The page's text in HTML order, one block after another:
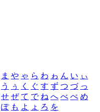
ま や ゃ ら わ ゎ ん い ぃ
う ぅ く ぐ す ず つ づ っ
せ ぜ て で ね へ べ ぺ め
ぽ も よ ょ ろ を